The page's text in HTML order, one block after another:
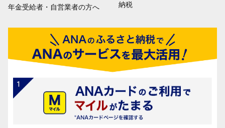
年金受給者・自営業者の方へ
納税